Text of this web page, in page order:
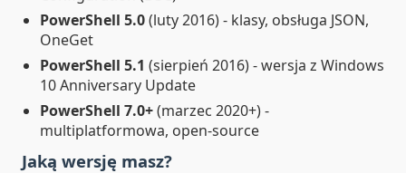
PowerShell 5.0(luty 2016) - klasy, obsługa JSON,
OneGet
PowerShell 5.1 (sierpień 2016) - wersja z Windows
10 Anniversary Update
PowerShell 7.0+(marzec 2020+) -
multiplatformowa, open-source
Jaką wersję masz?